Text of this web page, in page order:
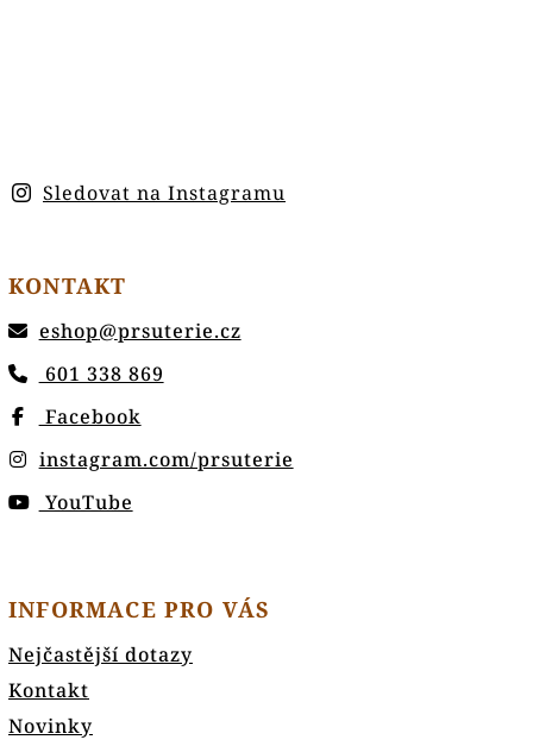
Sledovat na Instagramu
KONTAKT
eshop@prsuterie.cz
601 338 869
Facebook
instagram.com/prsuterie
YouTube
INFORMACE PRO VÁS
Nejčastější dotazy
Kontakt
Novinky